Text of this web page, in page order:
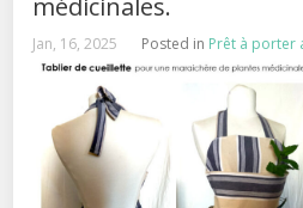
médicinales.
Jan, 16, 2025 Posted in Prêt à porter